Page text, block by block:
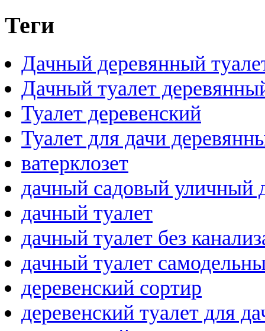
Теги
Дачный деревянный
Дачный туалет
Туалет деревенский
Туалет для дачи
ватерклозет
дачный садовый уличный
дачный туалет
дачный туалет без
дачный туалет
деревенский сортир
деревенский туалет для